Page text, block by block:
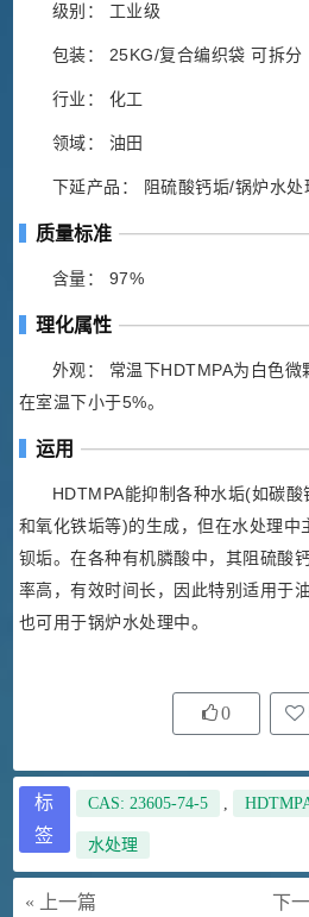
级别： 工业级
包装： 25KG/复合编织袋 可拆分
行业： 化工
领域： 油田
下延产品： 阻硫酸钙垢/锅炉水处
质量标准
含量： 97%
理化属性
外观： 常温下HDTMPA为白色
在室温下小于5%。
运用
HDTMPA能抑制各种水垢(如碳
和氧化铁垢等)的生成，但在水处理中
钡垢。在各种有机膦酸中，其阻硫酸
率高，有效时间长，因此特别适用于
也可用于锅炉水处理中。
0
标
签
CAS: 23605-74-5 ,
水处理
« 上一篇
下